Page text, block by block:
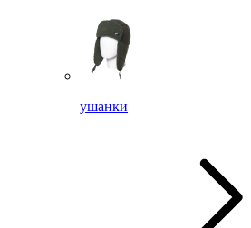
ушанки